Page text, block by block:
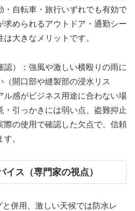
・自転車・旅行いずれでも有効で
求められるアウトドア・通勤シー
大きなメリットです。
認）：強風や激しい横殴りの雨に
（開口部や縫製部の浸水リス
ル感がビジネス用途に合わない場
・引っかきには弱い点、盗難抑止
際の使用で確認した欠点で、信頼
。
イス（専門家の視点）
併用、激しい天候では防水レ